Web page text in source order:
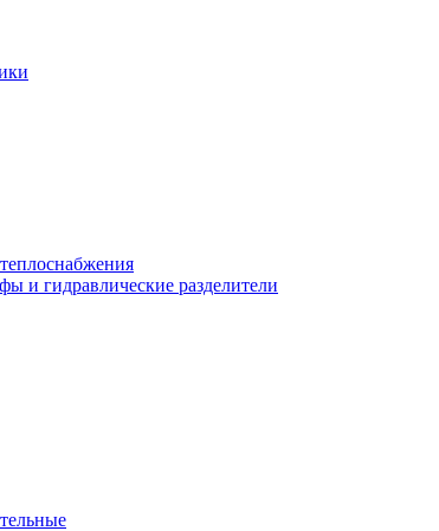
и гидравлические разделители